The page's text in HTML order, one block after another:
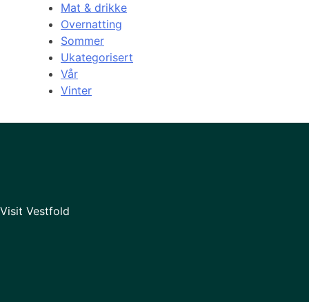
Mat & drikke
Overnatting
Sommer
Ukategorisert
Vår
Vinter
Visit Vestfold